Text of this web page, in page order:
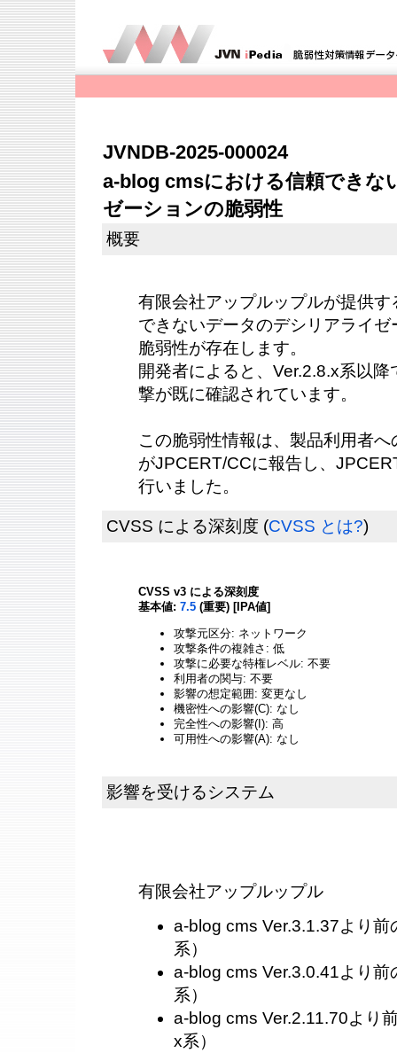
JVNDB-2025-000024
a-blog cmsにおける信頼できな
ゼーションの脆弱性
概要
有限会社アップルップルが提供
できないデータのデシリアライ
脆弱性が存在します。
開発者によると、Ver.2.8.x系以
撃が既に確認されています。
この脆弱性情報は、製品利用者
がJPCERT/CCに報告し、
行いました。
CVSS による深刻度 (CVSS とは?)
CVSS v3 による深刻度
基本値: 7.5 (重要) [IPA値]
攻撃元区分: ネットワーク
攻撃条件の複雑さ: 低
攻撃に必要な特権レベル: 不要
利用者の関与: 不要
影響の想定範囲: 変更なし
機密性への影響(C): なし
完全性への影響(I): 高
可用性への影響(A): なし
影響を受けるシステム
有限会社アップルップル
a-blog cms Ver.3.1.37より前
系）
a-blog cms Ver.3.0.41より前
系）
a-blog cms Ver.2.11.70より
x系）